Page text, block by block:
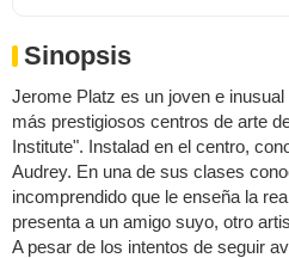
Sinopsis
Jerome Platz es un joven e
más prestigiosos centros de arte
Institute". Instalad en el centro,
Audrey. En una de sus clases
incomprendido que le enseña la
presenta a un amigo suyo, otro
A pesar de los intentos de seguir